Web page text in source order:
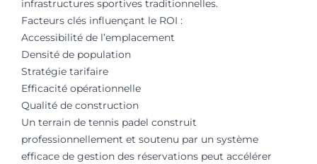
infrastructures sportives traditionnelles.
Facteurs clés influençant le ROI :
Accessibilité de l’emplacement
Densité de population
Stratégie tarifaire
Efficacité opérationnelle
Qualité de construction
Un terrain de tennis padel construit
professionnellement et soutenu par un système
efficace de gestion des réservations peut accélérer